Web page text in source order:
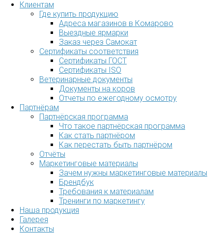
Клиентам
Где купить продукцию
Адреса магазинов в Комарово
Выездные ярмарки
Заказ через Самокат
Сертификаты соответствия
Сертификаты ГОСТ
Сертификаты ISO
Ветеринарные документы
Документы на коров
Отчеты по ежегодному осмотру
Партнёрам
Партнёрская программа
Что такое партнёрская программа
Как стать партнёром
Как перестать быть партнёром
Отчёты
Маркетинговые материалы
Зачем нужны маркетинговые материалы
Брендбук
Требования к материалам
Тренинги по маркетингу
Наша продукция
Галерея
Контакты